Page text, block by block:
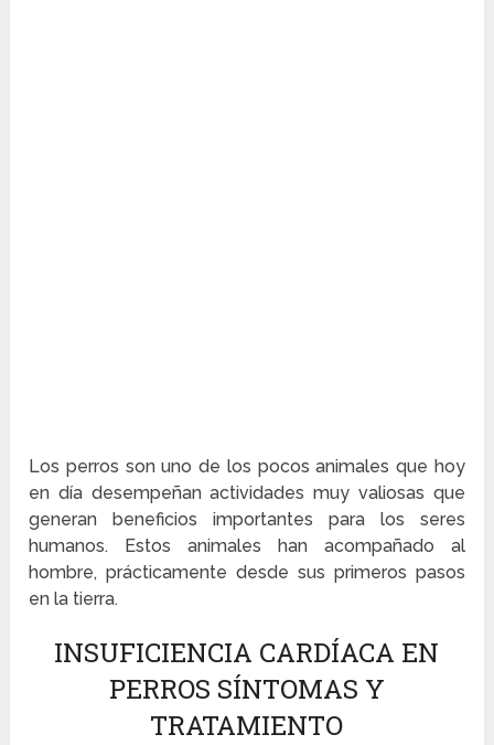
Los perros son uno de los pocos animales que hoy
en día desempeñan actividades muy valiosas que
generan beneficios importantes para los seres
humanos. Estos animales han acompañado al
hombre, prácticamente desde sus primeros pasos
en la tierra.
INSUFICIENCIA CARDÍACA EN
PERROS SÍNTOMAS Y
TRATAMIENTO